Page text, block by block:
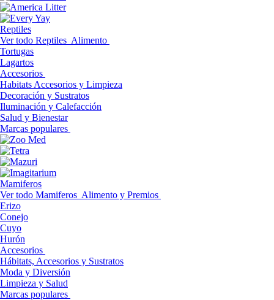
Reptiles
Ver todo Reptiles Alimento
Tortugas
Lagartos
Accesorios
Habitats Accesorios y Limpieza
Decoración y Sustratos
Iluminación y Calefacción
Salud y Bienestar
Marcas populares
Mamiferos
Ver todo Mamiferos Alimento y Premios
Erizo
Conejo
Cuyo
Hurón
Accesorios
Hábitats, Accesorios y Sustratos
Moda y Diversión
Limpieza y Salud
Marcas populares